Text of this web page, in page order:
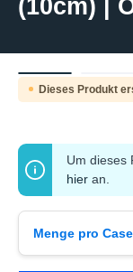
(10cm) |
Pre-Order
Dieses Produkt
Um dieses
hier an.
Menge pro